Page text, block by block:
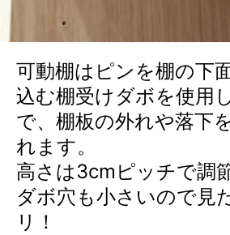
可動棚はピンを棚の下
込む棚受けダボを使用
で、棚板の外れや落下
れます。
高さは3cmピッチで調
ダボ穴も小さいので見
リ！